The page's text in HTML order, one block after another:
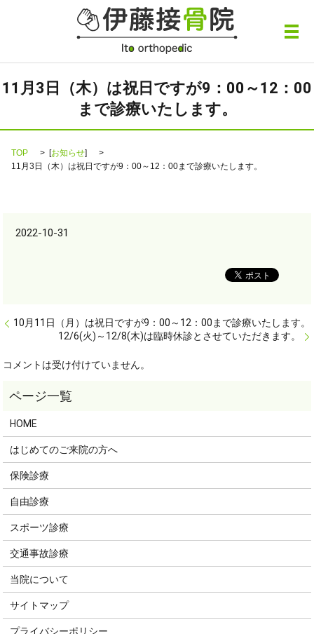
メ
11月3日（木）は祝日ですが9：00～12：00
まで診療いたします。
TOP [お知らせ]
11月3日（木）は祝日ですが9：00～12：00まで診療いたします。
2022-10-31
10月11日（月）は祝日ですが9：00～12：00まで診療いたします。
12/6(火)～12/8(木)は臨時休診とさせていただきます。
コメントは受け付けていません。
HOME
はじめてのご来院の方へ
保険診療
自由診療
スポーツ診療
交通事故診療
当院について
サイトマップ
プライバシーポリシー